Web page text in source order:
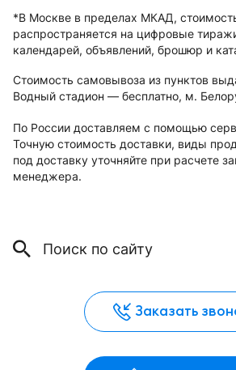
*В Москве в пределах МКАД,
распространяется на цифровые
календарей, объявлений, брошюр и
Стоимость самовывоза из пунктов
Водный стадион — бесплатно, м.
По России доставляем с помощью
Точную стоимость доставки, виды
под доставку уточняйте при расчете
менеджера.
Заказать